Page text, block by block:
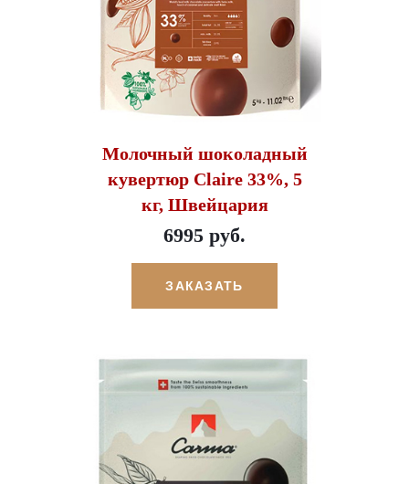
Молочный шоколадный
кувертюр Claire 33%, 5
кг, Швейцария
6995 руб.
ЗАКАЗАТЬ